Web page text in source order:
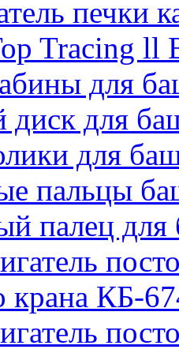
печки
Tracing ll
для
диск для
для
пальцы
палец
крана КБ-